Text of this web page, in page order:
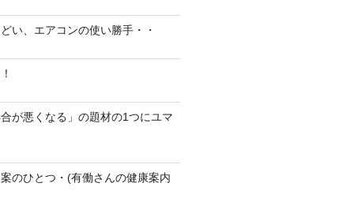
い、エアコンの使い勝手・・
が悪くなる」の題材の1つにユマ
のひとつ・(有働さんの健康案内